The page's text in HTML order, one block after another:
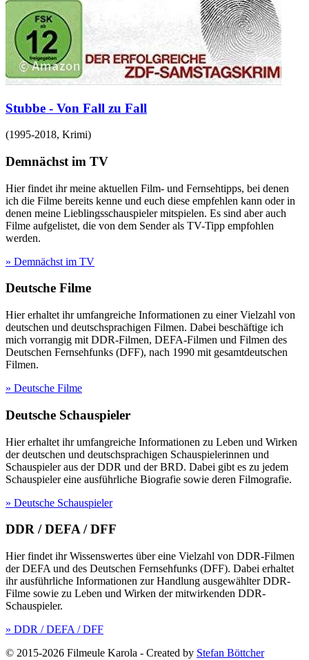
Stubbe - Von Fall zu Fall
(1995-2018, Krimi)
Demnächst im TV
Hier findet ihr meine aktuellen Film- und Fernsehtipps, bei denen
ich die Filme bereits kenne und euch diese empfehlen kann oder in
denen meine Lieblingsschauspieler mitspielen. Es sind aber auch
Filme aufgelistet, die von dem Sender als TV-Tipp empfohlen
werden.
» Demnächst im TV
Deutsche Filme
Hier erhaltet ihr umfangreiche Informationen zu einer Vielzahl von
deutschen und deutschsprachigen Filmen. Dabei beschäftige ich
mich vorrangig mit DDR-Filmen, DEFA-Filmen und Filmen des
Deutschen Fernsehfunks (DFF), nach 1990 mit gesamtdeutschen
Filmen.
» Deutsche Filme
Deutsche Schauspieler
Hier erhaltet ihr umfangreiche Informationen zu Leben und Wirken
der deutschen und deutschsprachigen Schauspielerinnen und
Schauspieler aus der DDR und der BRD. Dabei gibt es zu jedem
Schauspieler eine ausführliche Biografie sowie deren Filmografie.
» Deutsche Schauspieler
DDR / DEFA / DFF
Hier findet ihr Wissenswertes über eine Vielzahl von DDR-Filmen
der DEFA und des Deutschen Fernsehfunks (DFF). Dabei erhaltet
ihr ausführliche Informationen zur Handlung ausgewählter DDR-
Filme sowie zu Leben und Wirken der mitwirkenden DDR-
Schauspieler.
» DDR / DEFA / DFF
© 2015-2026 Filmeule Karola - Created by Stefan Böttcher